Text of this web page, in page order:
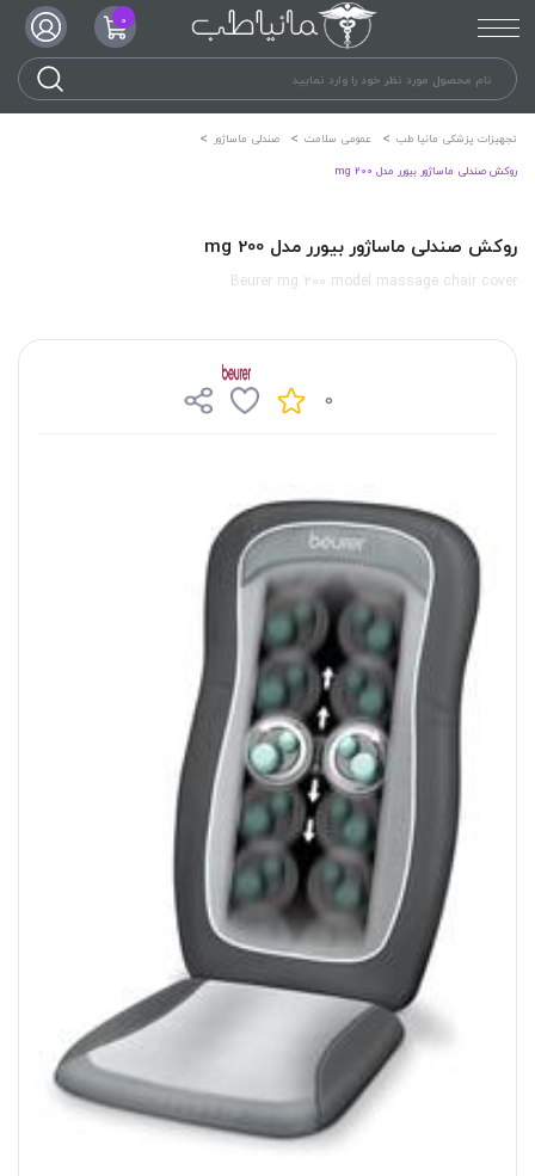
0
تجهیزات پزشکی مانیا طب عمومی سلامت
صندلی ماساژور
روکش صندلی ماساژور بیورر مدل mg 200
روکش صندلی ماساژور بیورر مدل mg 200
Beurer mg 200 model massage chair cover
0